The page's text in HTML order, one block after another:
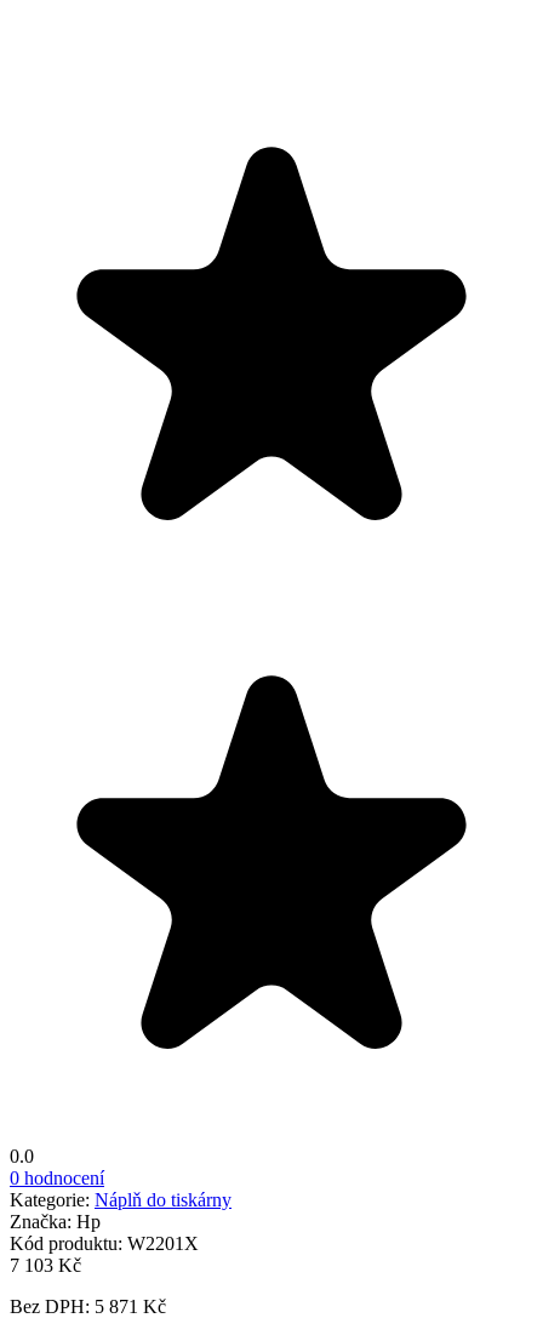
0.0
0 hodnocení
Kategorie: Náplň do tiskárny
Značka: Hp
Kód produktu: W2201X
7 103 Kč
Bez DPH: 5 871 Kč